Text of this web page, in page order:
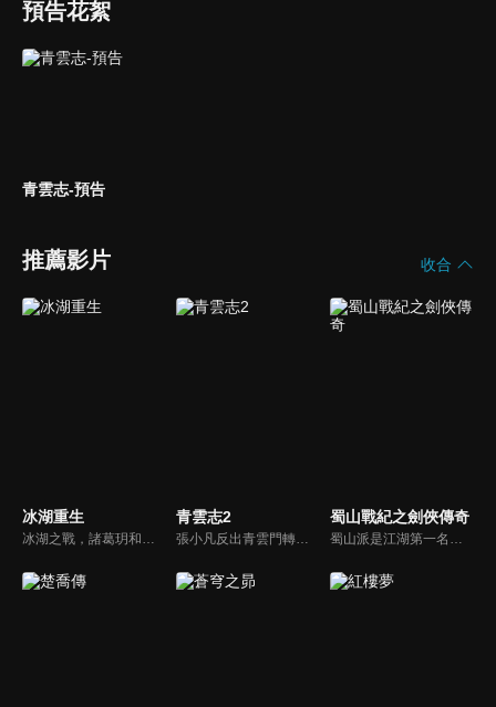
預告花絮
青雲志-預告
推薦影片 收合
冰湖重生
冰湖之戰，諸葛玥和楚喬落入冰湖，楚喬被燕洵所救，得知諸葛玥已死，她尋機刺殺燕洵，為諸葛玥報仇。楚喬在卞唐幾次三番受到一位神秘男子的幫助，她有種似曾相識的感覺，不禁懷疑諸葛玥還活著。燕洵變本加厲，掀起四國紛亂。最終，楚喬能否平定天下並再與諸葛玥重聚？
青雲志2
張小凡反出青雲門轉投鬼王宗，成為鬼王副手，為了救鬼王之女碧瑤，奔赴死亡沼澤，探究天地寶庫，勇闖焚香谷，開拓南疆十萬大山，尋找靈獸喚醒獸神的故事。
蜀山戰紀之劍俠傳奇
蜀山派是江湖第一名門正派，一直領導武林多年。蜀山掌門為對抗企圖搶奪赤魂石的綠袍尊者（吳奇隆），把赤魂石打入天賦異秉的丁隱（陳偉霆）體內，丁隱由此拜入蜀山門下。偶然間，丁隱發現綠袍之女玉無心（趙麗穎）竟然與他逝去的愛妻長得一模一樣…